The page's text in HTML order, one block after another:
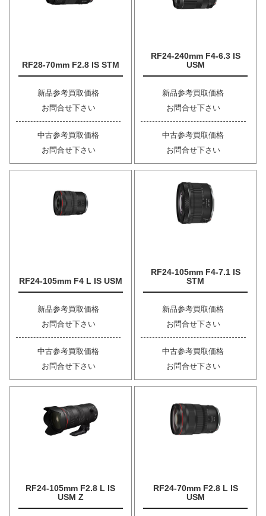
RF28-70mm F2.8 IS STM
新品参考買取価格
お問合せ下さい
中古参考買取価格
お問合せ下さい
RF24-240mm F4-6.3 IS
USM
新品参考買取価格
お問合せ下さい
中古参考買取価格
お問合せ下さい
RF24-105mm F4 L IS USM
新品参考買取価格
お問合せ下さい
中古参考買取価格
お問合せ下さい
RF24-105mm F4-7.1 IS
STM
新品参考買取価格
お問合せ下さい
中古参考買取価格
お問合せ下さい
RF24-105mm F2.8 L IS
USM Z
RF24-70mm F2.8 L IS
USM